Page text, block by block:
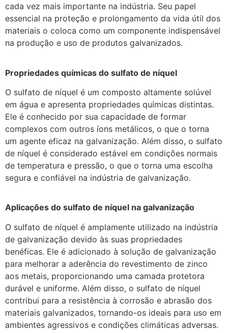
cada vez mais importante na indústria. Seu papel
essencial na proteção e prolongamento da vida útil dos
materiais o coloca como um componente indispensável
na produção e uso de produtos galvanizados.
Propriedades químicas do sulfato de níquel
O sulfato de níquel é um composto altamente solúvel
em água e apresenta propriedades químicas distintas.
Ele é conhecido por sua capacidade de formar
complexos com outros íons metálicos, o que o torna
um agente eficaz na galvanização. Além disso, o sulfato
de níquel é considerado estável em condições normais
de temperatura e pressão, o que o torna uma escolha
segura e confiável na indústria de galvanização.
Aplicações do sulfato de níquel na galvanização
O sulfato de níquel é amplamente utilizado na indústria
de galvanização devido às suas propriedades
benéficas. Ele é adicionado à solução de galvanização
para melhorar a aderência do revestimento de zinco
aos metais, proporcionando uma camada protetora
durável e uniforme. Além disso, o sulfato de níquel
contribui para a resistência à corrosão e abrasão dos
materiais galvanizados, tornando-os ideais para uso em
ambientes agressivos e condições climáticas adversas.